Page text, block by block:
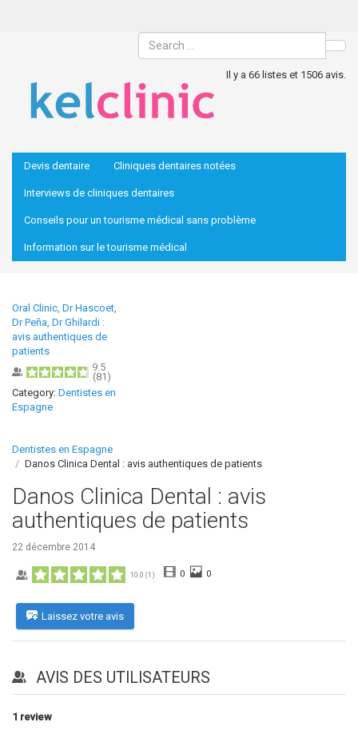
Il y a 66 listes et 1506 avis.
Devis dentaire Cliniques dentaires notées
Interviews de cliniques dentaires
Conseils pour un tourisme médical sans problème
Information sur le tourisme médical
Oral Clinic, Dr Hascoet,
Dr Peña, Dr Ghilardi :
avis authentiques de
patients
9.5
(81 )
Category: Dentistes en
Espagne
Dentistes en Espagne
Danos Clinica Dental : avis authentiques de patients
Danos Clinica Dental : avis
authentiques de patients
22 décembre 2014
10.0 (1 ) 0 0
Laissez votre avis
AVIS DES UTILISATEURS
1 review